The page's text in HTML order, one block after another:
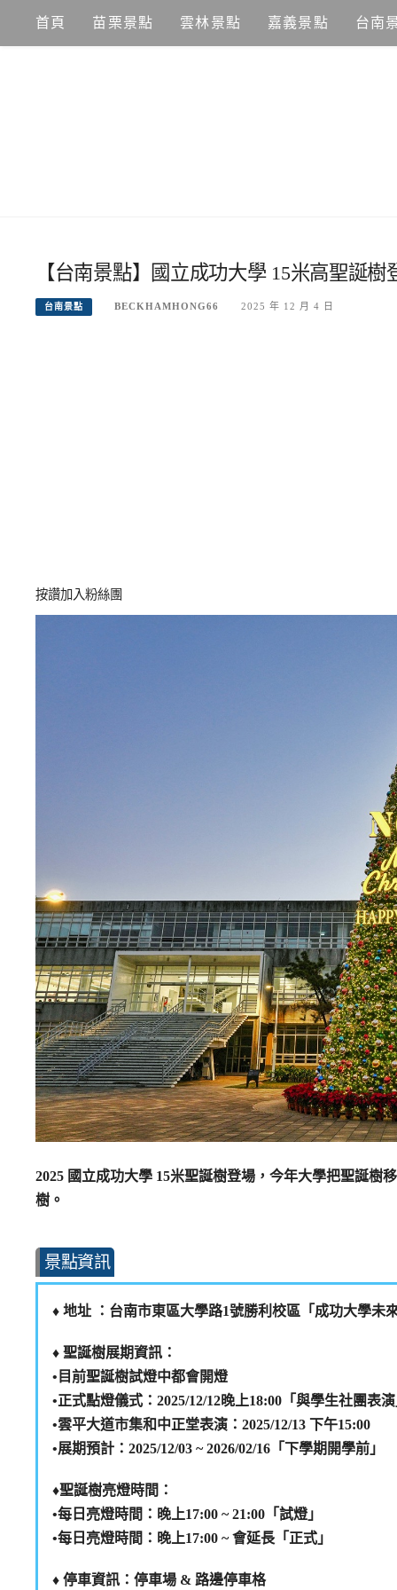
content
首頁 苗栗景點 雲林景點 嘉義景點 台南
【台南景點】國立成功大學 15米高聖誕樹
台南景點 BECKHAMHONG66 2025 年 12 月 4 日
按讚加入粉絲團
2025 國立成功大學 15米聖誕樹登場，今年大學把聖誕樹
樹。
景點資訊
♦️ 地址 ：台南市東區大學路1號勝利校區「成功大學未
♦️ 聖誕樹展期資訊：
•目前聖誕樹試燈中都會開燈
•正式點燈儀式：2025/12/12晚上18:00「與學生社團表
•雲平大道市集和中正堂表演：2025/12/13 下午15:00
•展期預計：2025/12/03 ~ 2026/02/16「下學期開學前」
♦️聖誕樹亮燈時間：
•每日亮燈時間：晚上17:00 ~ 21:00「試燈」
•每日亮燈時間：晚上17:00 ~ 會延長「正式」
♦️ 停車資訊：停車場 & 路邊停車格